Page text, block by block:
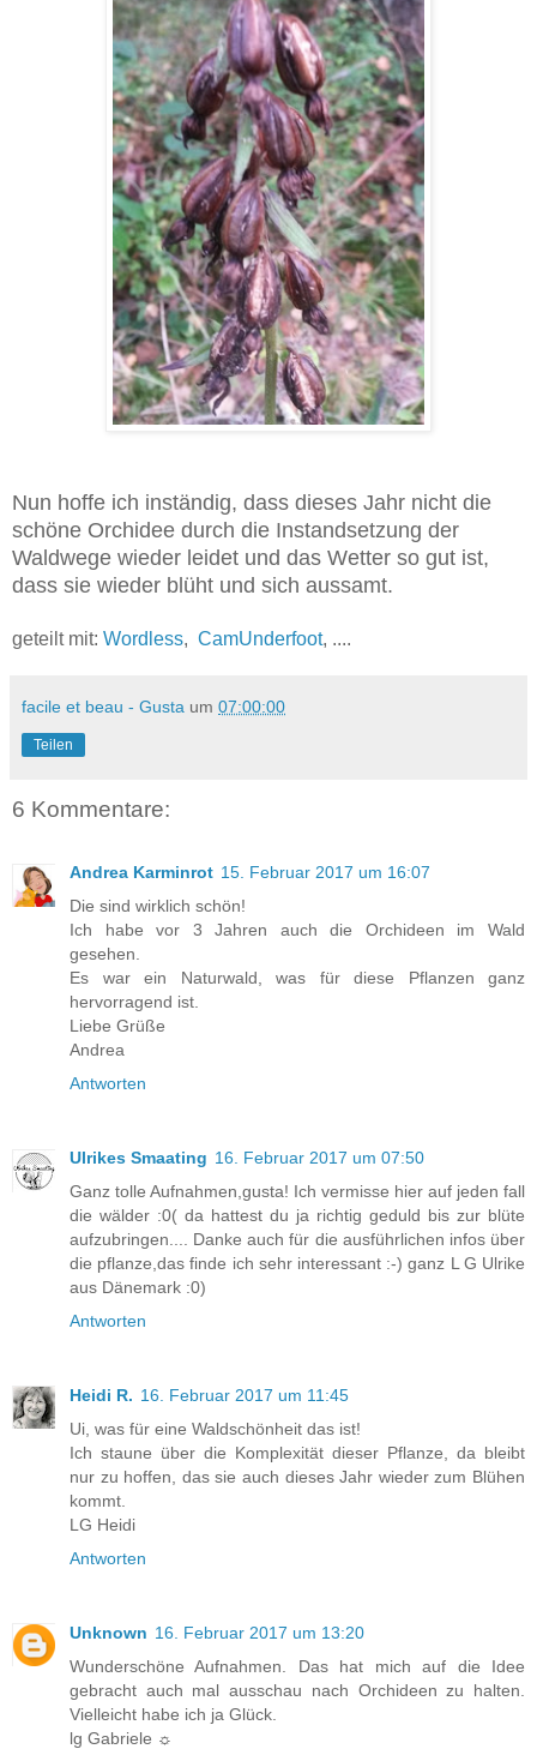
Nun hoffe ich inständig, dass dieses Jahr nicht die
schöne Orchidee durch die Instandsetzung der
Waldwege wieder leidet und das Wetter so gut ist,
dass sie wieder blüht und sich aussamt.
geteilt mit: Wordless, CamUnderfoot, ....
facile et beau - Gusta um 07:00:00
Teilen
6 Kommentare:
Andrea Karminrot 15. Februar 2017 um 16:07
Die sind wirklich schön!
Ich habe vor 3 Jahren auch die Orchideen im Wald
gesehen.
Es war ein Naturwald, was für diese Pflanzen ganz
hervorragend ist.
Liebe Grüße
Andrea
Antworten
Ulrikes Smaating 16. Februar 2017 um 07:50
Ganz tolle Aufnahmen,gusta! Ich vermisse hier auf jeden fall
die wälder :0( da hattest du ja richtig geduld bis zur blüte
aufzubringen.... Danke auch für die ausführlichen infos über
die pflanze,das finde ich sehr interessant :-) ganz L G Ulrike
aus Dänemark :0)
Antworten
Heidi R. 16. Februar 2017 um 11:45
Ui, was für eine Waldschönheit das ist!
Ich staune über die Komplexität dieser Pflanze, da bleibt
nur zu hoffen, das sie auch dieses Jahr wieder zum Blühen
kommt.
LG Heidi
Antworten
Unknown 16. Februar 2017 um 13:20
Wunderschöne Aufnahmen. Das hat mich auf die Idee
gebracht auch mal ausschau nach Orchideen zu halten.
Vielleicht habe ich ja Glück.
lg Gabriele ☼